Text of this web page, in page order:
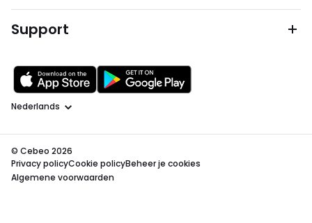
Support
Taal
© Cebeo 2026
Privacy policyCookie policyBeheer je cookies
Algemene voorwaarden